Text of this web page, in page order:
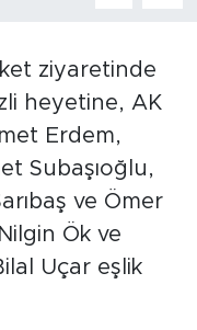
ziyaretinde
heyetine, AK
Erdem,
Subaşıoğlu,
ve Ömer
Ök ve
Uçar eşlik